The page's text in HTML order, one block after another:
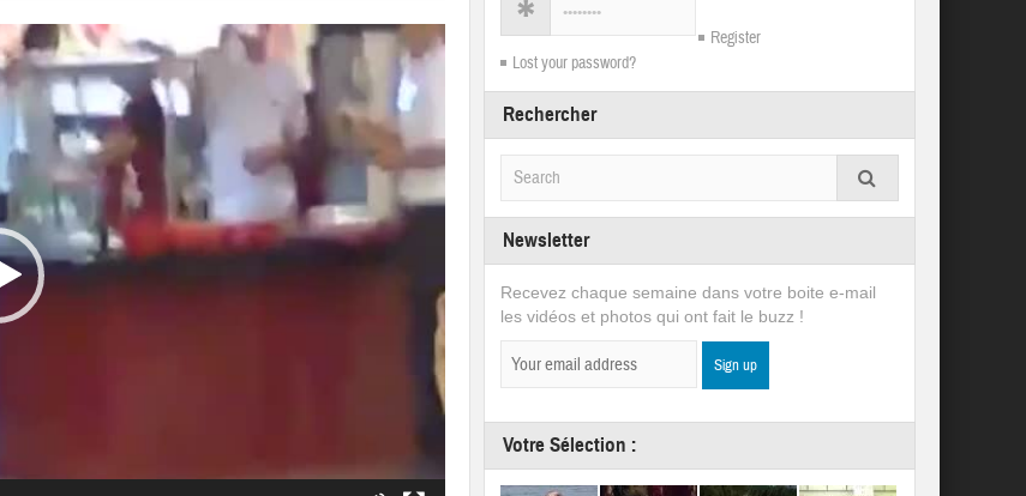
Register
Lost your password?
Rechercher
Newsletter
Recevez chaque semaine dans votre boite e-mail
les vidéos et photos qui ont fait le buzz !
Votre Sélection :